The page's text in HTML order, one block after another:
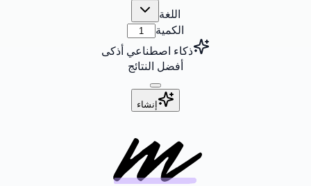
اللغة
الكمية
ذكاء اصطناعي أذكى
أفضل النتائج
إنشاء